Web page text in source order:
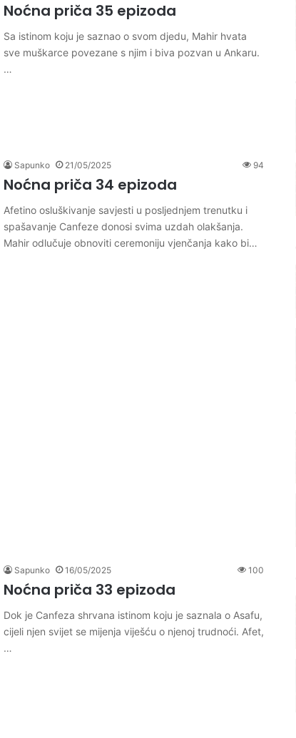
Noćna priča 35 epizoda
Sa istinom koju je saznao o svom djedu, Mahir hvata
sve muškarce povezane s njim i biva pozvan u Ankaru.
…
Sapunko 21/05/2025 94
Noćna priča 34 epizoda
Afetino osluškivanje savjesti u posljednjem trenutku i
spašavanje Canfeze donosi svima uzdah olakšanja.
Mahir odlučuje obnoviti ceremoniju vjenčanja kako bi…
Sapunko 16/05/2025 100
Noćna priča 33 epizoda
Dok je Canfeza shrvana istinom koju je saznala o Asafu,
cijeli njen svijet se mijenja viješću o njenoj trudnoći. Afet,
…